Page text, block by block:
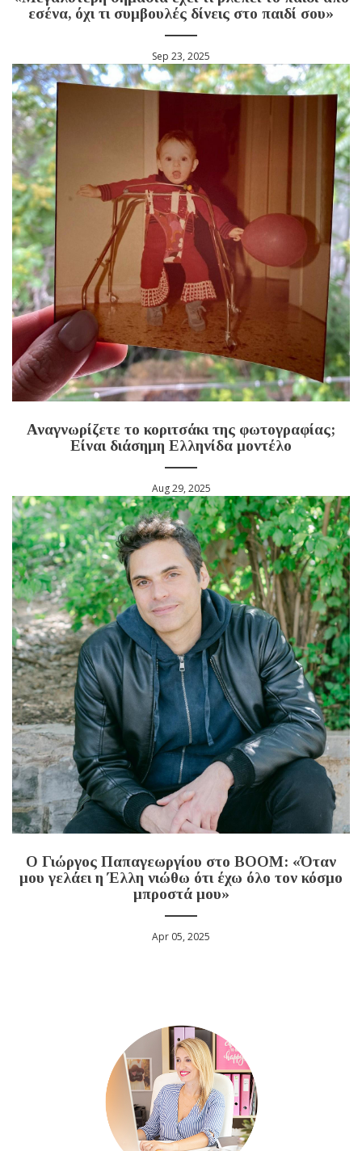
εσένα, όχι τι συμβουλές δίνεις στο παιδί σου»
Sep 23, 2025
Αναγνωρίζετε το κοριτσάκι της φωτογραφίας;
Είναι διάσημη Ελληνίδα μοντέλο
Aug 29, 2025
Ο Γιώργος Παπαγεωργίου στο BOOM: «Όταν
μου γελάει η Έλλη νιώθω ότι έχω όλο τον κόσμο
μπροστά μου»
Apr 05, 2025